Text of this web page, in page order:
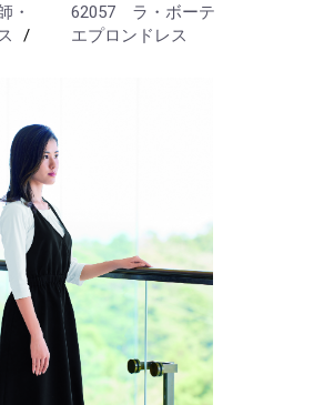
・
62057 ラ・ボーテ
エプロンドレス